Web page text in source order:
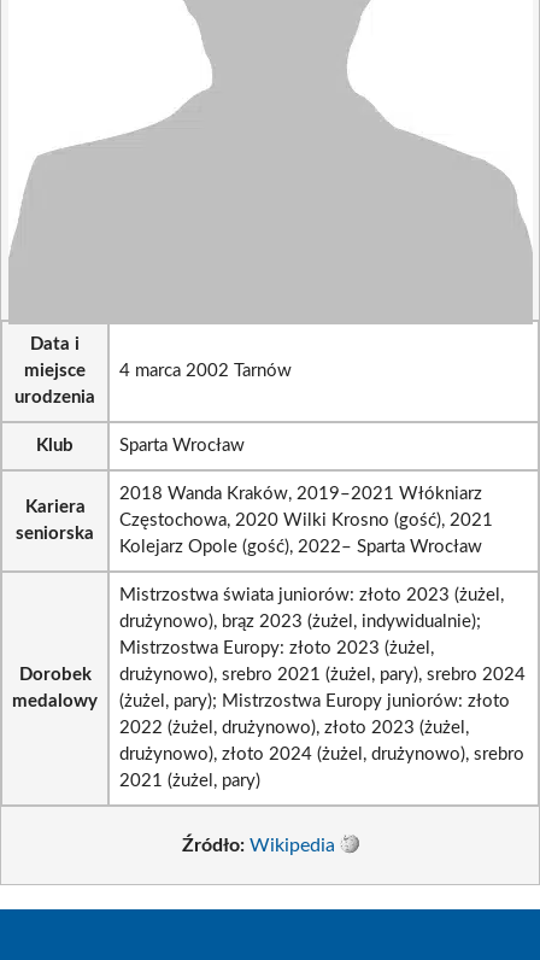
Data i
miejsce
urodzenia
4 marca 2002 Tarnów
Klub Sparta Wrocław
Kariera
seniorska
2018 Wanda Kraków, 2019–2021 Włókniarz
Częstochowa, 2020 Wilki Krosno (gość), 2021
Kolejarz Opole (gość), 2022– Sparta Wrocław
Dorobek
medalowy
Mistrzostwa świata juniorów: złoto 2023 (żużel,
drużynowo), brąz 2023 (żużel, indywidualnie);
Mistrzostwa Europy: złoto 2023 (żużel,
drużynowo), srebro 2021 (żużel, pary), srebro 2024
(żużel, pary); Mistrzostwa Europy juniorów: złoto
2022 (żużel, drużynowo), złoto 2023 (żużel,
drużynowo), złoto 2024 (żużel, drużynowo), srebro
2021 (żużel, pary)
Źródło: Wikipedia